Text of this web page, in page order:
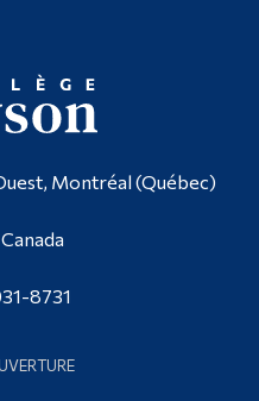
Montréal (Québec)
8731